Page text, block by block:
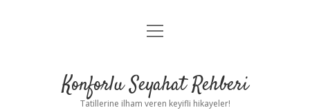
Anasayfa
Yasal Uyarı
menüyü
Konforlu Seyahat Rehberi
Tatillerine ilham veren keyifli hikayeler!